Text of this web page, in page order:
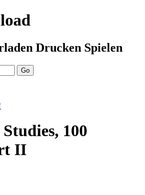
Drucken Spielen
100
II